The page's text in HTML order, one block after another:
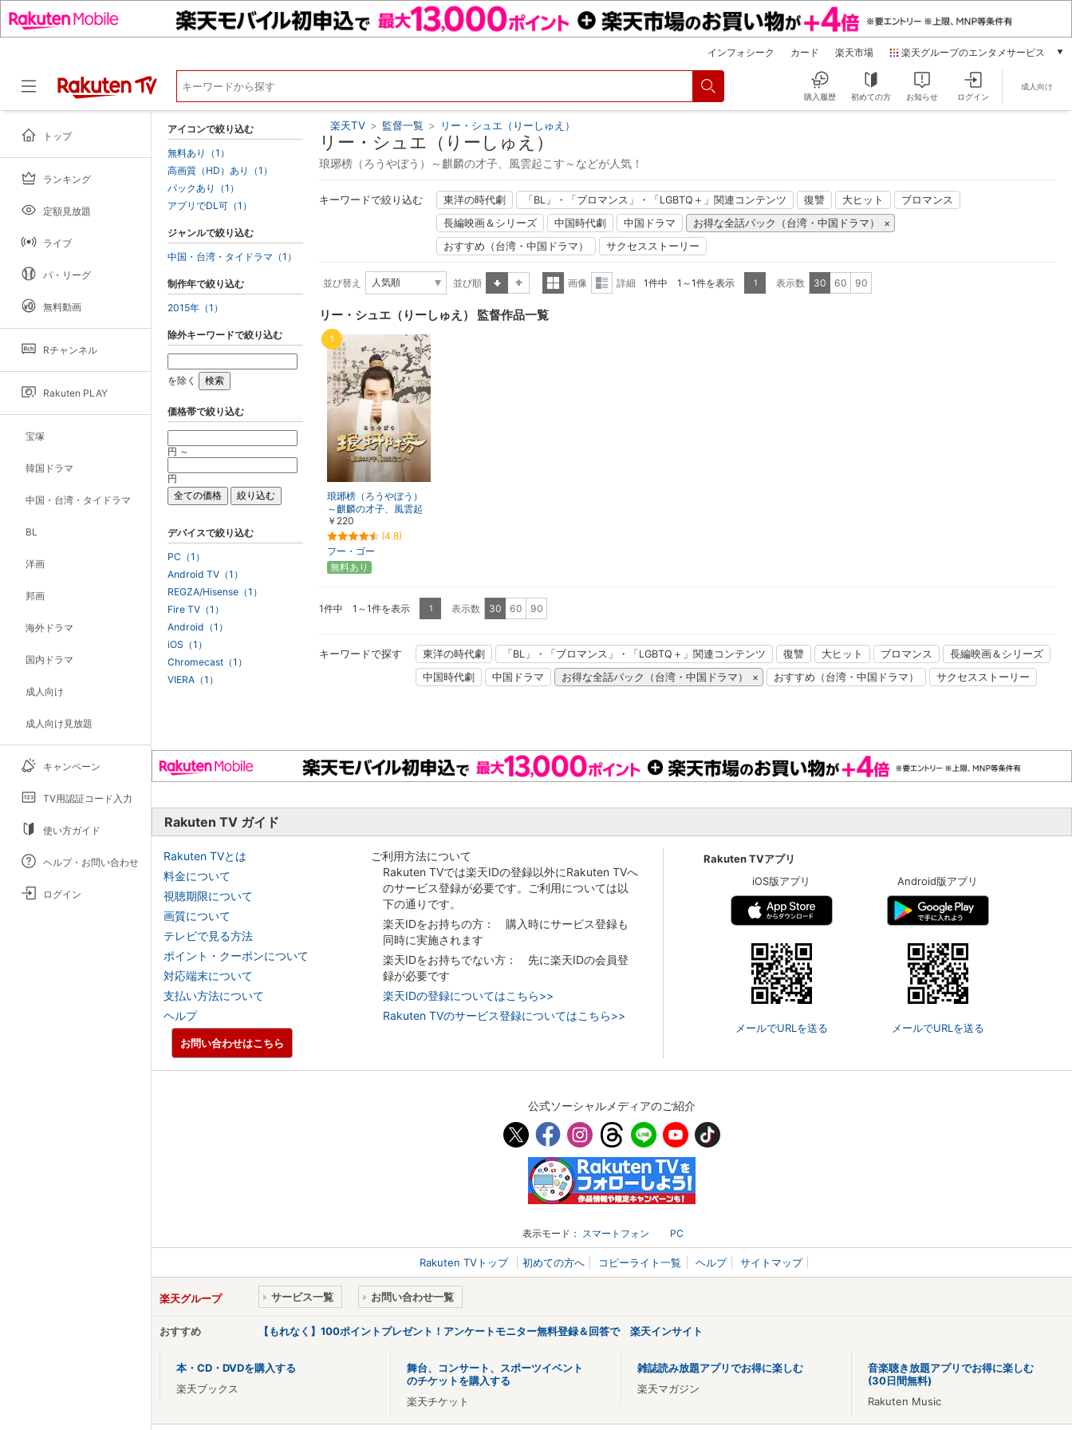
インフォシーク カード 楽天市場 楽天グループのエンタメサービス
本/ゲーム/CD/DVD
雑誌読み放題
楽天マガジン
動画配信
購入履歴 初めての方 お知らせ ログイン
成人向け
トップ
ランキング
定額見放題
ライブ
パ・リーグ
無料動画
Rチャンネル
Rakuten PLAY
宝塚
韓国ドラマ
中国・台湾・タイドラマ
BL
洋画
邦画
海外ドラマ
国内ドラマ
成人向け
成人向け見放題
キャンペーン
TV用認証コード入力
使い方ガイド
ヘルプ・お問い合わせ
ログイン
楽天TV > 監督一覧 > リー・シュエ（りーしゅえ）
リー・シュエ（りーしゅえ）
琅琊榜（ろうやぼう）～麒麟の才子、風雲起こす～などが人気！
キーワードで絞り込む 東洋の時代劇 「BL」・「ブロマンス」・「LGBTQ＋」関連コンテンツ 復讐 大ヒット
ブロマンス
長編映画＆シリーズ
中国時代劇 中国ドラマ
お得な全話パック（台湾・中国ドラマ）
おすすめ（台湾・中国ドラマ）
サクセスストーリー
並び替え
並び順
表示
画像
詳細 1件中 1～1件を表示 1 表示数 30 60 90
リー・シュエ（りーしゅえ） 監督作品一覧
琅琊榜（ろうやぼう）
～麒麟の才子、風雲起
こす～
￥220
(4.8)
フー・ゴー
1
無料あり
1件中 1～1件を表示 1 表示数 30 60 90
キーワードで探す 東洋の時代劇 「BL」・「ブロマンス」・「LGBTQ＋」関連コンテンツ 復讐 大ヒット ブロマンス
長編映画＆シリーズ
中国時代劇
中国ドラマ お得な全話パック（台湾・中国ドラマ） おすすめ（台湾・中国ドラマ） サクセスストーリー
アイコンで絞り込む
無料あり（1）
高画質（HD）あり（1）
パックあり（1）
アプリでDL可（1）
ジャンルで絞り込む
中国・台湾・タイドラマ（1）
制作年で絞り込む
2015年（1）
除外キーワードで絞り込む
を除く
価格帯で絞り込む
円 ～
円
デバイスで絞り込む
PC（1）
Android TV（1）
REGZA/Hisense（1）
Fire TV（1）
Android（1）
iOS（1）
Chromecast（1）
VIERA（1）
Rakuten TV ガイド
Rakuten TVとは
料金について
視聴期限について
画質について
テレビで見る方法
ポイント・クーポンについて
対応端末について
支払い方法について
ヘルプ
ご利用方法について
Rakuten TVでは楽天IDの登録以外にRakuten TVへ
のサービス登録が必要です。ご利用については以
下の通りです。
楽天IDをお持ちの方： 購入時にサービス登録も
同時に実施されます
楽天IDをお持ちでない方： 先に楽天IDの会員登
録が必要です
楽天IDの登録についてはこちら>>
Rakuten TVのサービス登録についてはこちら>>
Rakuten TVアプリ
iOS版アプリ
メールでURLを送る
Android版アプリ
メールでURLを送る
お問い合わせはこちら
公式ソーシャルメディアのご紹介
表示モード： スマートフォン PC
Rakuten TVトップ 初めての方へ コピーライト一覧 ヘルプ サイトマップ
楽天グループ サービス一覧 お問い合わせ一覧
おすすめ 【もれなく】100ポイントプレゼント！アンケートモニター無料登録＆回答で 楽天インサイト
本・CD・DVDを購入する
楽天ブックス
舞台、コンサート、スポーツイベント
のチケットを購入する
楽天チケット
雑誌読み放題アプリでお得に楽しむ
楽天マガジン
音楽聴き放題アプリでお得に楽しむ
(30日間無料)
Rakuten Music